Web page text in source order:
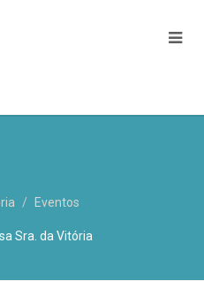
Eventos
Sra. da Vitória